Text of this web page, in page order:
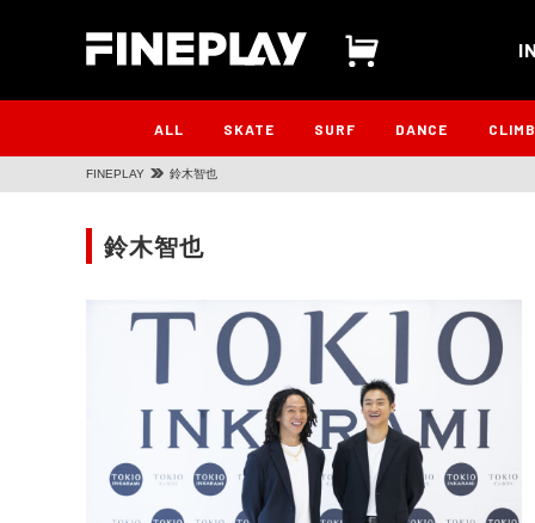
ALL SKATE SURF DANCE CLIMB
FINEPLAY 鈴木智也
鈴木智也